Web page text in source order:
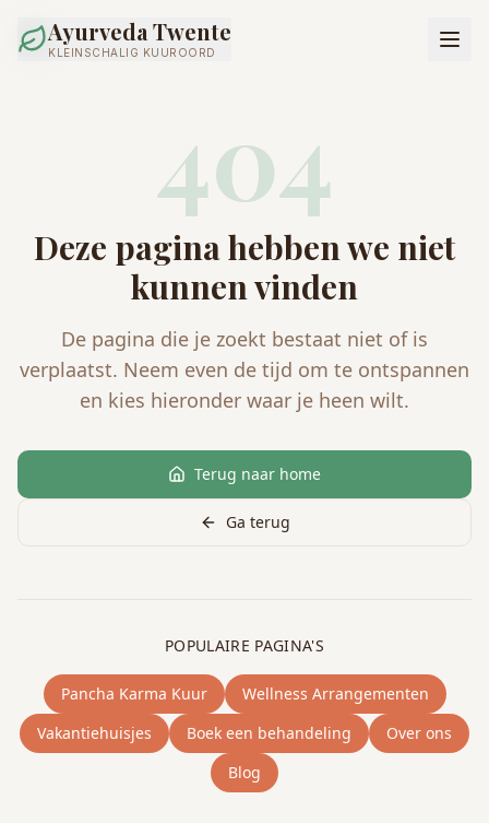
Ayurveda Twente
KLEINSCHALIG KUUROORD
404
Deze pagina hebben we niet
kunnen vinden
De pagina die je zoekt bestaat niet of is
verplaatst. Neem even de tijd om te ontspannen
en kies hieronder waar je heen wilt.
Terug naar home
Ga terug
POPULAIRE PAGINA'S
Pancha Karma Kuur
Wellness Arrangementen
Vakantiehuisjes
Boek een behandeling
Over ons
Blog